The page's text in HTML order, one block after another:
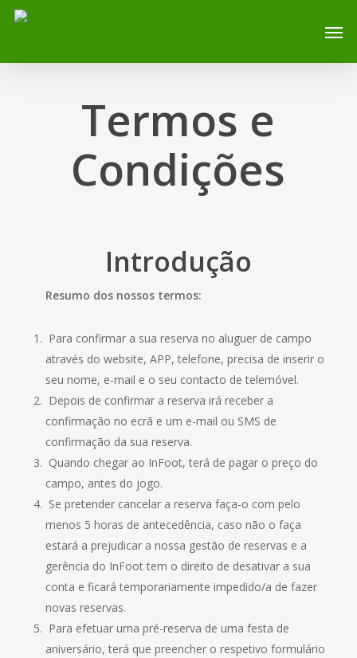
Skip
Termos e
Condições
Introdução
Resumo dos nossos termos:
Para confirmar a sua reserva no aluguer de campo
através do website, APP, telefone, precisa de inserir o
seu nome, e-mail e o seu contacto de telemóvel.
Depois de confirmar a reserva irá receber a
confirmação no ecrã e um e-mail ou SMS de
confirmação da sua reserva.
Quando chegar ao InFoot, terá de pagar o preço do
campo, antes do jogo.
Se pretender cancelar a reserva faça-o com pelo
menos 5 horas de antecedência, caso não o faça
estará a prejudicar a nossa gestão de reservas e a
gerência do InFoot tem o direito de desativar a sua
conta e ficará temporariamente impedido/a de fazer
novas reservas.
Para efetuar uma pré-reserva de uma festa de
aniversário, terá que preencher o respetivo formulário